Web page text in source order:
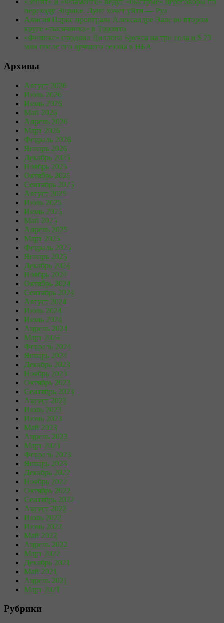
«Зенит» и «Фламенго» ведут «быстрые» переговоры по
переходу Энрике. Луис хочет уйти — Руа
Алисия Паркс проиграла Александре Эале во втором
круге «тысячника» в Торонто
«Финикс» продлил Диллона Брукса на три года и $ 73
млн после его лучшего сезона в НБА
Архивы
Август 2026
Июль 2026
Июнь 2026
Май 2026
Апрель 2026
Март 2026
Февраль 2026
Январь 2026
Декабрь 2025
Ноябрь 2025
Октябрь 2025
Сентябрь 2025
Август 2025
Июль 2025
Июнь 2025
Май 2025
Апрель 2025
Март 2025
Февраль 2025
Январь 2025
Декабрь 2024
Ноябрь 2024
Октябрь 2024
Сентябрь 2024
Август 2024
Июль 2024
Июнь 2024
Апрель 2024
Март 2024
Февраль 2024
Январь 2024
Декабрь 2023
Ноябрь 2023
Октябрь 2023
Сентябрь 2023
Август 2023
Июль 2023
Июнь 2023
Май 2023
Апрель 2023
Март 2023
Февраль 2023
Январь 2023
Декабрь 2022
Ноябрь 2022
Октябрь 2022
Сентябрь 2022
Август 2022
Июль 2022
Июнь 2022
Май 2022
Апрель 2022
Март 2022
Декабрь 2021
Май 2021
Апрель 2021
Март 2021
Рубрики